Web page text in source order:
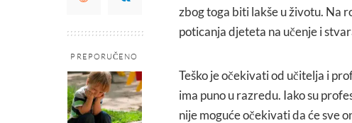
PREPORUČENO
zbog toga biti lakše u životu. Na
poticanja djeteta na učenje i
Teško je očekivati od učitelja i
ima puno u razredu. Iako su
nije moguće očekivati da će sve